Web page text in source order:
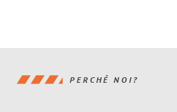
PERCHÉ NOI?